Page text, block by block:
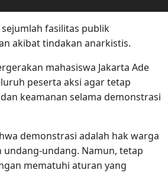
fasilitas publik
akibat tindakan anarkistis.
mahasiswa Jakarta Ade
peserta aksi agar tetap
keamanan selama demonstrasi
demonstrasi adalah hak warga
undang-undang. Namun, tetap
mematuhi aturan yang